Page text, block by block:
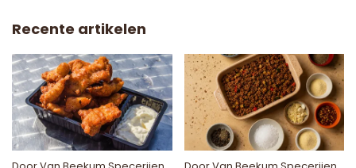
Recente artikelen